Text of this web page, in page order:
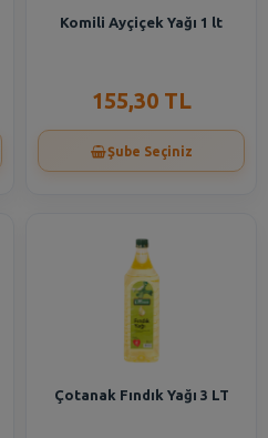
Komili Ayçiçek Yağı 1 lt
155,30 TL
Şube Seçiniz
Çotanak Fındık Yağı 3 LT